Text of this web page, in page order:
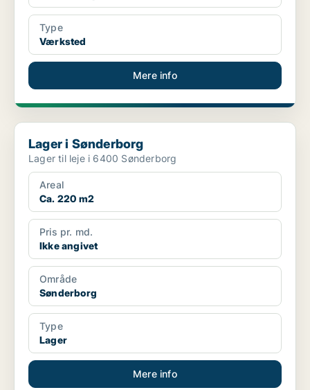
Type
Værksted
Mere info
Lager i Sønderborg
Lager i Sønderborg
Lager til leje i 6400 Sønderborg
Areal
Ca. 220 m2
Pris pr. md.
Ikke angivet
Område
Sønderborg
Type
Lager
Mere info